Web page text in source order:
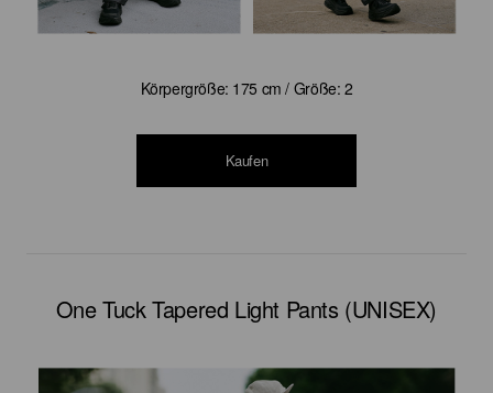
Körpergröße: 175 cm / Größe: 2
Kaufen
One Tuck Tapered Light Pants (UNISEX)